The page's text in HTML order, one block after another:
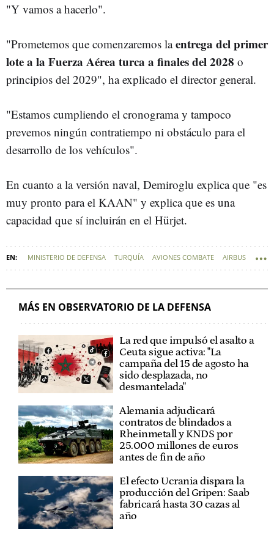
"Y vamos a hacerlo".
"Prometemos que comenzaremos laentrega del primer
lote a la Fuerza Aérea turca a finales del 2028 o
principios del 2029", ha explicado el director general.
"Estamos cumpliendo el cronograma y tampoco
prevemos ningún contratiempo ni obstáculo para el
desarrollo de los vehículos".
En cuanto a la versión naval, Demiroglu explica que "es
muy pronto para el KAAN" y explica que es una
capacidad que sí incluirán en el Hürjet.
MINISTERIO DE DEFENSA TURQUÍA AVIONES COMBATE AIRBUS
MÁS EN OBSERVATORIO DE LA DEFENSA
La red que impulsó el asalto a
Ceuta sigue activa: "La
campaña del 15 de agosto ha
sido desplazada, no
desmantelada"
Alemania adjudicará
contratos de blindados a
Rheinmetall y KNDS por
25.000 millones de euros
antes de fin de año
El efecto Ucrania dispara la
producción del Gripen: Saab
fabricará hasta 30 cazas al
año